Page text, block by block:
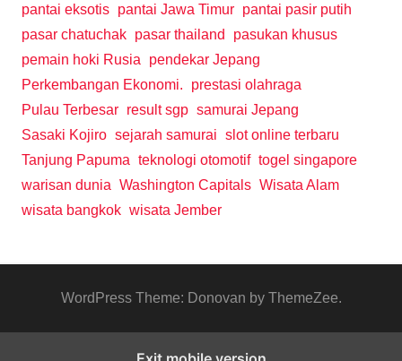
pantai eksotis pantai Jawa Timur pantai pasir putih
pasar chatuchak pasar thailand
pasukan khusus
pemain hoki Rusia
pendekar Jepang
Perkembangan Ekonomi.
prestasi olahraga
Pulau Terbesar result sgp samurai Jepang
Sasaki Kojiro sejarah samurai slot online terbaru
Tanjung Papuma teknologi otomotif togel singapore
warisan dunia Washington Capitals Wisata Alam
wisata bangkok wisata Jember
WordPress Theme: Donovan by ThemeZee.